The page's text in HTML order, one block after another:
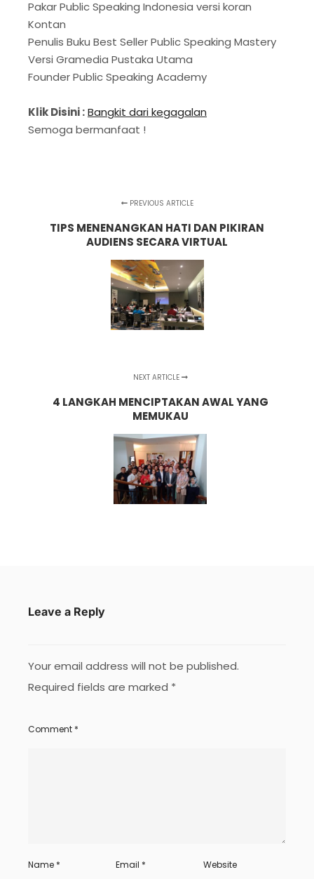
Pakar Public Speaking Indonesia versi koran
Kontan
Penulis Buku Best Seller Public Speaking Mastery
Versi Gramedia Pustaka Utama
Founder Public Speaking Academy
Klik Disini :Bangkit dari kegagalan
Semoga bermanfaat !
PREVIOUS ARTICLE
TIPS MENENANGKAN HATI DAN PIKIRAN
AUDIENS SECARA VIRTUAL
NEXT ARTICLE
4 LANGKAH MENCIPTAKAN AWAL YANG
MEMUKAU
Leave a Reply
Your email address will not be published.
Required fields are marked *
Comment *
Name * Email * Website